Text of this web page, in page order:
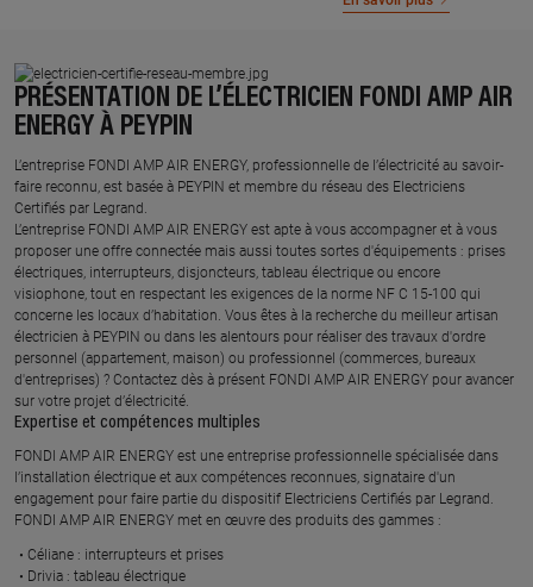
PRÉSENTATION DE L’ÉLECTRICIEN FONDI AMP AIR
ENERGY À PEYPIN
L’entreprise FONDI AMP AIR ENERGY, professionnelle de l’électricité au savoir-
faire reconnu, est basée à PEYPIN et membre du réseau des Electriciens
Certifiés par Legrand.​
L’entreprise FONDI AMP AIR ENERGY est apte à vous accompagner et à vous
proposer une offre connectée mais aussi toutes sortes d'équipements : prises
électriques, interrupteurs, disjoncteurs, tableau électrique ou encore
visiophone, tout en respectant les exigences de la norme NF C 15-100 qui
concerne les locaux d’habitation. Vous êtes à la recherche du meilleur artisan
électricien à PEYPIN ou dans les alentours pour réaliser des travaux d'ordre
personnel (appartement, maison) ou professionnel (commerces, bureaux
d'entreprises) ? Contactez dès à présent FONDI AMP AIR ENERGY pour avancer
sur votre projet d’électricité.
Expertise et compétences multiples​
​FONDI AMP AIR ENERGY est une entreprise professionnelle spécialisée dans
l’installation électrique et aux compétences reconnues, ​signataire d'un
engagement pour faire partie du dispositif Electriciens Certifiés par Legrand​.
FONDI AMP AIR ENERGY met en œuvre des produits des gammes : ​
Céliane : interrupteurs et prises ​
Drivia : tableau électrique ​